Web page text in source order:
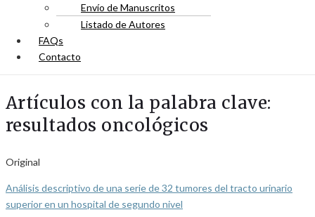
Envío de Manuscritos
Listado de Autores
FAQs
Contacto
Artículos con la palabra clave:
resultados oncológicos
Original
Análisis descriptivo de una serie de 32 tumores del tracto urinario
superior en un hospital de segundo nivel